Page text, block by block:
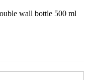
wall bottle 500 ml